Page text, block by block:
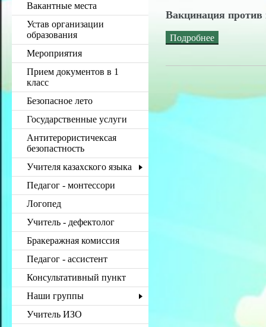
Вакантные места
Устав организации
образования
Мероприятия
Прием документов в 1
класс
Безопасное лето
Государственные услуги
Антитерористичексая
безопастность
Учителя казахского языка
Педагог - монтессори
Логопед
Учитель - дефектолог
Бракеражная комиссия
Педагог - ассистент
Консультативный пункт
Наши группы
Учитель ИЗО
Вакцинация против
Подробнее